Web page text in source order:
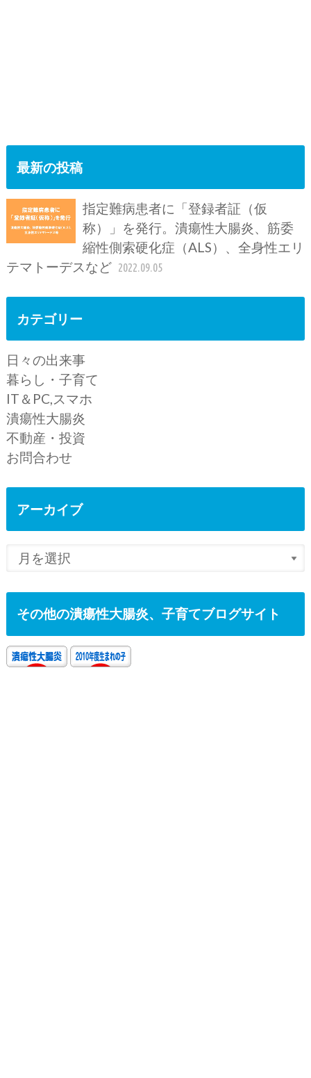
最新の投稿
指定難病患者に「登録者証（仮
称）」を発行。潰瘍性大腸炎、筋委
縮性側索硬化症（ALS）、全身性エリ
テマトーデスなど 2022.09.05
カテゴリー
日々の出来事
暮らし・子育て
IT＆PC,スマホ
潰瘍性大腸炎
不動産・投資
お問合わせ
アーカイブ
その他の潰瘍性大腸炎、子育てブログサイト